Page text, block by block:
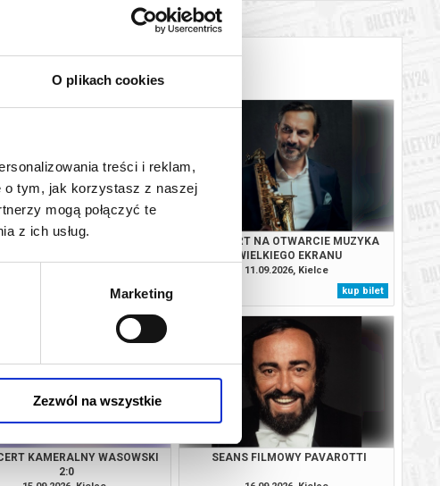
O plikach cookies
treści i reklam,
o tym, jak korzystasz z naszej
mogą połączyć te
z ich usług.
Marketing
Zezwól na wszystkie
FINAŁ
kup bilet
KONCERT NA OTWARCIE MUZYKA
WIELKIEGO EKRANU
11.09.2026, Kielce
kup bilet
KAMERALNY WASOWSKI
2:0
SEANS FILMOWY PAVAROTTI